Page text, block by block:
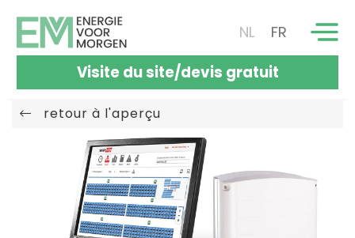
NL FR
Visite du site/devis gratuit
retour à l'aperçu